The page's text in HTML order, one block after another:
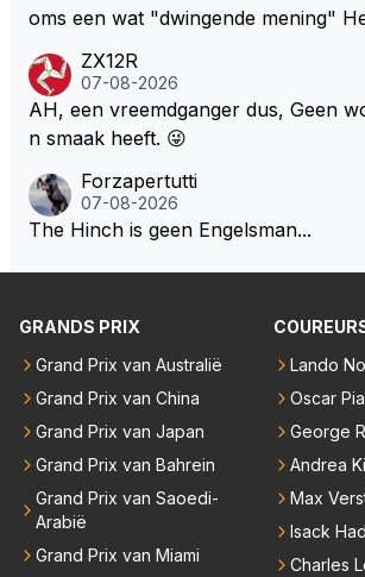
oms een wat "dwingende mening"
l bij Windsor op te roepen. Maar in
aces zijn dit leuke berichtjes
ZX12R
07-08-2026
AH, een vreemdganger dus, Geen
n smaak heeft. 😜
Forzapertutti
07-08-2026
The Hinch is geen Engelsman...
GRANDS PRIX
Grand Prix van Australië
Grand Prix van China
Grand Prix van Japan
Grand Prix van Bahrein
Grand Prix van Saoedi-
Arabië
Grand Prix van Miami
Lando
Oscar
George
Andrea
Max
Isack
Charles